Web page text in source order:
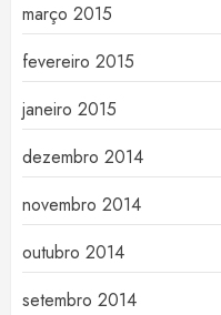
março 2015
fevereiro 2015
janeiro 2015
dezembro 2014
novembro 2014
outubro 2014
setembro 2014